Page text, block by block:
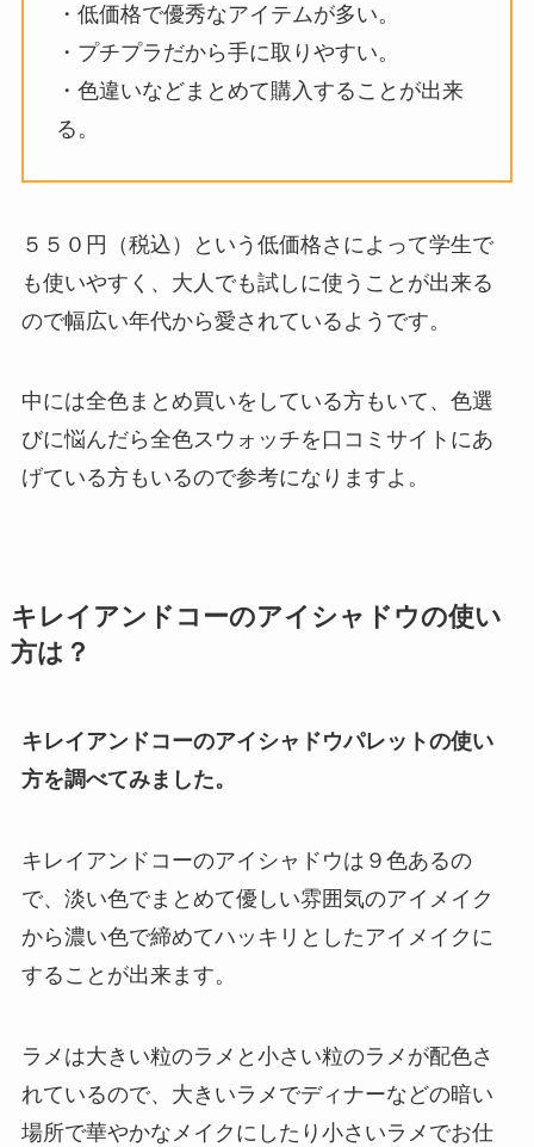
・低価格で優秀なアイテムが多い。
・プチプラだから手に取りやすい。
・色違いなどまとめて購入することが出来
る。
５５０円（税込）という低価格さによって学生で
も使いやすく、大人でも試しに使うことが出来る
ので幅広い年代から愛されているようです。
中には全色まとめ買いをしている方もいて、色選
びに悩んだら全色スウォッチを口コミサイトにあ
げている方もいるので参考になりますよ。
キレイアンドコーのアイシャドウの使い
方は？
キレイアンドコーのアイシャドウパレットの使い
方を調べてみました。
キレイアンドコーのアイシャドウは９色あるの
で、淡い色でまとめて優しい雰囲気のアイメイク
から濃い色で締めてハッキリとしたアイメイクに
することが出来ます。
ラメは大きい粒のラメと小さい粒のラメが配色さ
れているので、大きいラメでディナーなどの暗い
場所で華やかなメイクにしたり小さいラメでお仕